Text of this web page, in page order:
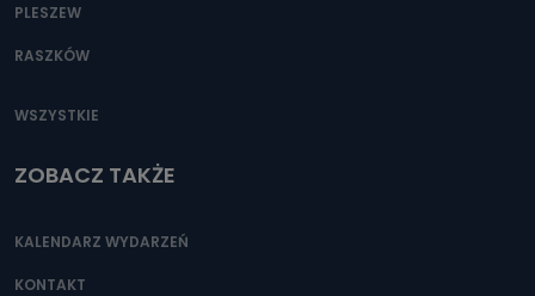
PLESZEW
RASZKÓW
WSZYSTKIE
ZOBACZ TAKŻE
KALENDARZ WYDARZEŃ
KONTAKT